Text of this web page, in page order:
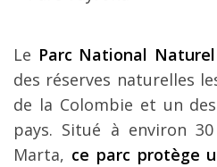
Le Parc National
des réserves naturelles
de la Colombie et un
pays. Situé à environ
Marta, ce parc protège